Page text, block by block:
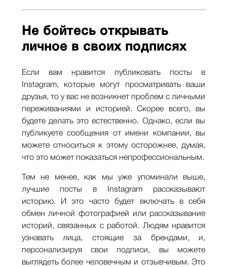
Не бойтесь открывать
личное в своих подписях
Если вам нравится публиковать посты в
Instagram, которые могут просматривать ваши
друзья, то у вас не возникнет проблем с личными
переживаниями и историей. Скорее всего, вы
будете делать это естественно. Однако, если вы
публикуете сообщения от имени компании, вы
можете относиться к этому осторожнее, думая,
что это может показаться непрофессиональным.
Тем не менее, как мы уже упоминали выше,
лучшие посты в Instagram рассказывают
историю. И это часто будет включать в себя
обмен личной фотографией или рассказывание
историй, связанных с работой. Людям нравится
узнавать лица, стоящие за брендами, и,
персонализируя свои подписи, вы можете
выглядеть более человечным и отзывчивым. Это